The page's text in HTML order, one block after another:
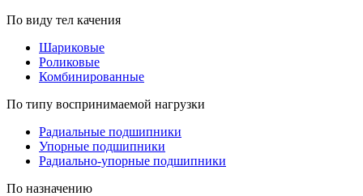
По виду тел качения
Шариковые
Роликовые
Комбинированные
По типу воспринимаемой нагрузки
Радиальные подшипники
Упорные подшипники
Радиально-упорные подшипники
По назначению